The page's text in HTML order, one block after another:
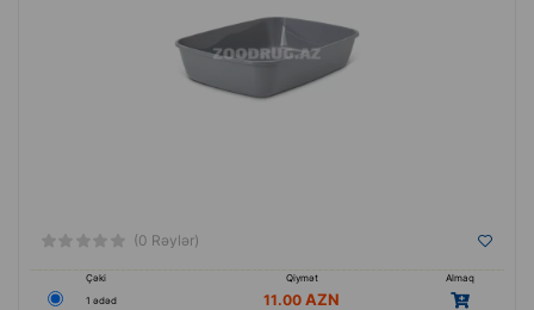
(0 Rəylər)
Çəki Qiymət
Almaq
1 ədəd
11.00